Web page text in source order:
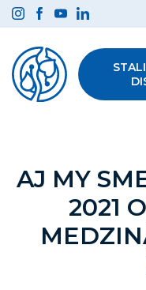
Preskočiť
na
obsah
AJ MY
2021